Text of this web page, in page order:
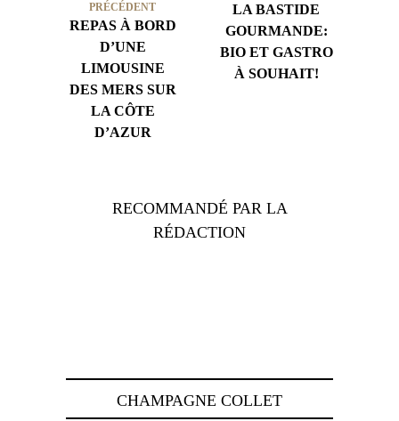
PRÉCÉDENT
REPAS À BORD
D’UNE
LIMOUSINE
DES MERS SUR
LA CÔTE
D’AZUR
LA BASTIDE
GOURMANDE:
BIO ET GASTRO
À SOUHAIT!
RECOMMANDÉ PAR LA
RÉDACTION
CHAMPAGNE COLLET